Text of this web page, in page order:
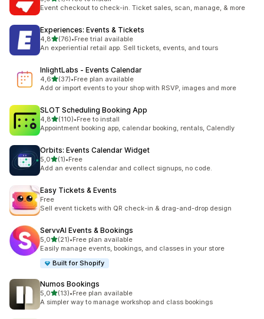
toplam 1 değerlendirme
Event checkout to check-in. Ticket sales, scan, manage, & more
Experiences: Events & Tickets
4,85 yıldız üzerinden
(76)
toplam 76 değerlendirme
•Free trial available
An experiential retail app. Sell tickets, events, and tours
InlightLabs ‑ Events Calendar
4,65 yıldız üzerinden
(37)
toplam 37 değerlendirme
•Free plan available
Add or import events to your shop with RSVP, images and more
SLOT Scheduling Booking App
4,85 yıldız üzerinden
(110)
toplam 110 değerlendirme
•Free to install
Appointment booking app, calendar booking, rentals, Calendly
Orbits: Events Calendar Widget
5,05 yıldız üzerinden
(1)
toplam 1 değerlendirme
•Free
Add an events calendar and collect signups, no code.
Easy Tickets & Events
Free
Sell event tickets with QR check-in & drag-and-drop design
ServvAI Events & Bookings
5,05 yıldız üzerinden
(21)
toplam 21 değerlendirme
•Free plan available
Easily manage events, bookings, and classes in your store
Built for Shopify
Numos Bookings
5,05 yıldız üzerinden
(13)
toplam 13 değerlendirme
•Free plan available
A simpler way to manage workshop and class bookings